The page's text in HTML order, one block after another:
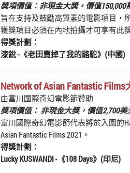
獎項價值：非現金大獎，價值150,000
旨在支持及鼓勵高質素的電影項目，
獲獎項目必須在內地拍攝才可享有此
得獎計劃：
漆銳-《老田賣掉了我的駱駝》(中國)
Network of Asian Fantastic Films
由富川國際奇幻電影節贊助
獎項價值： 非現金大獎，價值2,700美
富川國際奇幻電影節代表將於入圍的
Asian Fantastic Films 2021。
得獎計劃：
Lucky KUSWANDI-《108 Days》(印尼)